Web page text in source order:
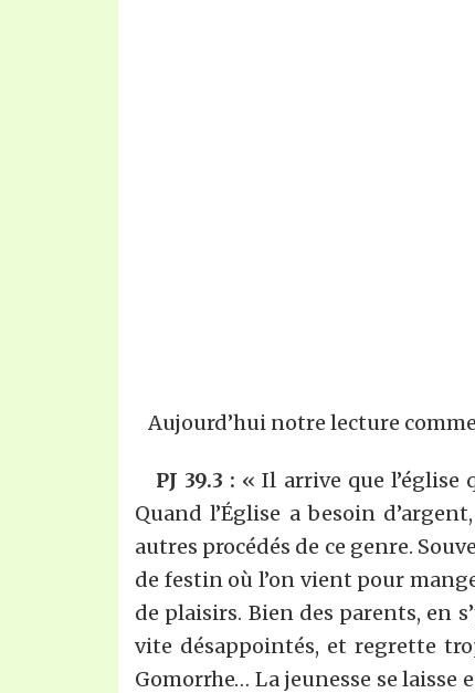
Aujourd’hui notre lecture
PJ 39.3 : « Il arrive que l’église
Quand l’Église a besoin
autres procédés de ce genre.
de festin où l’on vient pour
de plaisirs. Bien des parents, en
vite désappointés, et regrette
Gomorrhe… La jeunesse se